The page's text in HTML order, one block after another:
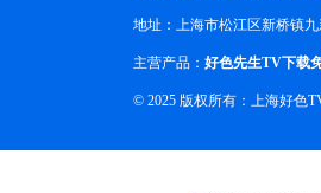
地址：上海市松江区新桥镇
主营产品： 好色先生TV下载
© 2025 版权所有：上海好色